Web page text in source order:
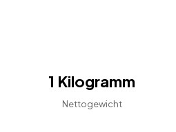
1 Kilogramm
Nettogewicht